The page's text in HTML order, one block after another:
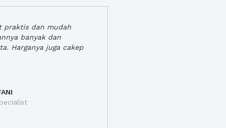
praktis dan mudah
banyak dan
Harganya juga cakep